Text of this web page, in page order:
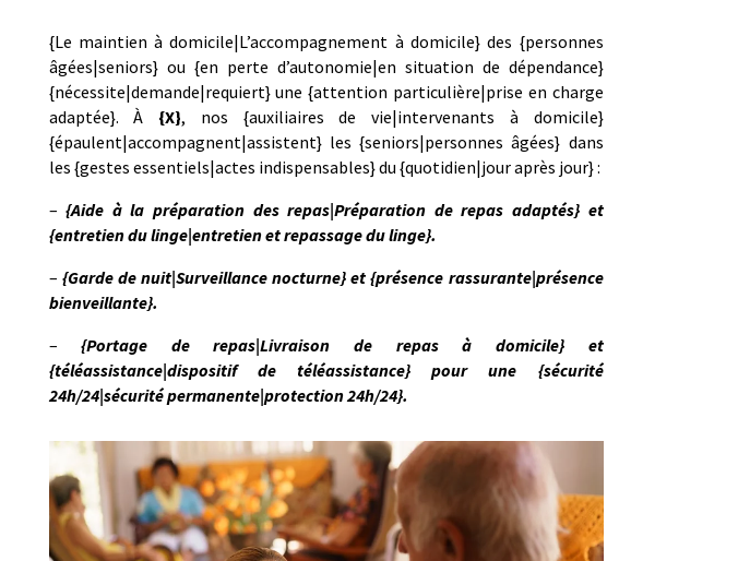
{Le maintien à domicile|L’accompagnement à domicile} des {personnes
âgées|seniors} ou {en perte d’autonomie|en situation de dépendance}
{nécessite|demande|requiert} une {attention particulière|prise en charge
adaptée}. À {X}, nos {auxiliaires de vie|intervenants à domicile}
{épaulent|accompagnent|assist​ent} les {seniors|personnes âgées} dans
les {gestes essentiels|actes indispensables} du {quotidien|jour après jour} :
–{Aide à la préparation des repas|Préparation de repas adaptés} et
{entretien du linge|entretien et repassage du linge}.
– {Garde de nuit|Surveillance nocturne} et {présence rassurante|présence
bienveillante}.
–{Portage de repas|Livraison de repas à domicile} et
{téléassistance|dispositif de téléassistance} pour une {sécurité
24h/24|sécurité permanente|protection 24h/24}.